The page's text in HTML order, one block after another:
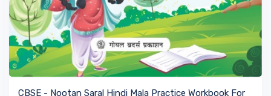
VIEW BOOK
CBSE - Nootan Saral Hindi Mala Practice Workbook For